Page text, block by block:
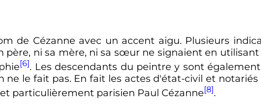
de Cézanne avec un accent aigu. Plusieurs
père, ni sa mère, ni sa sœur ne signaient en
[6]. Les descendants du peintre y sont
ne le fait pas. En fait les actes d'état-civil et
particulièrement parisien Paul Cézanne[8].